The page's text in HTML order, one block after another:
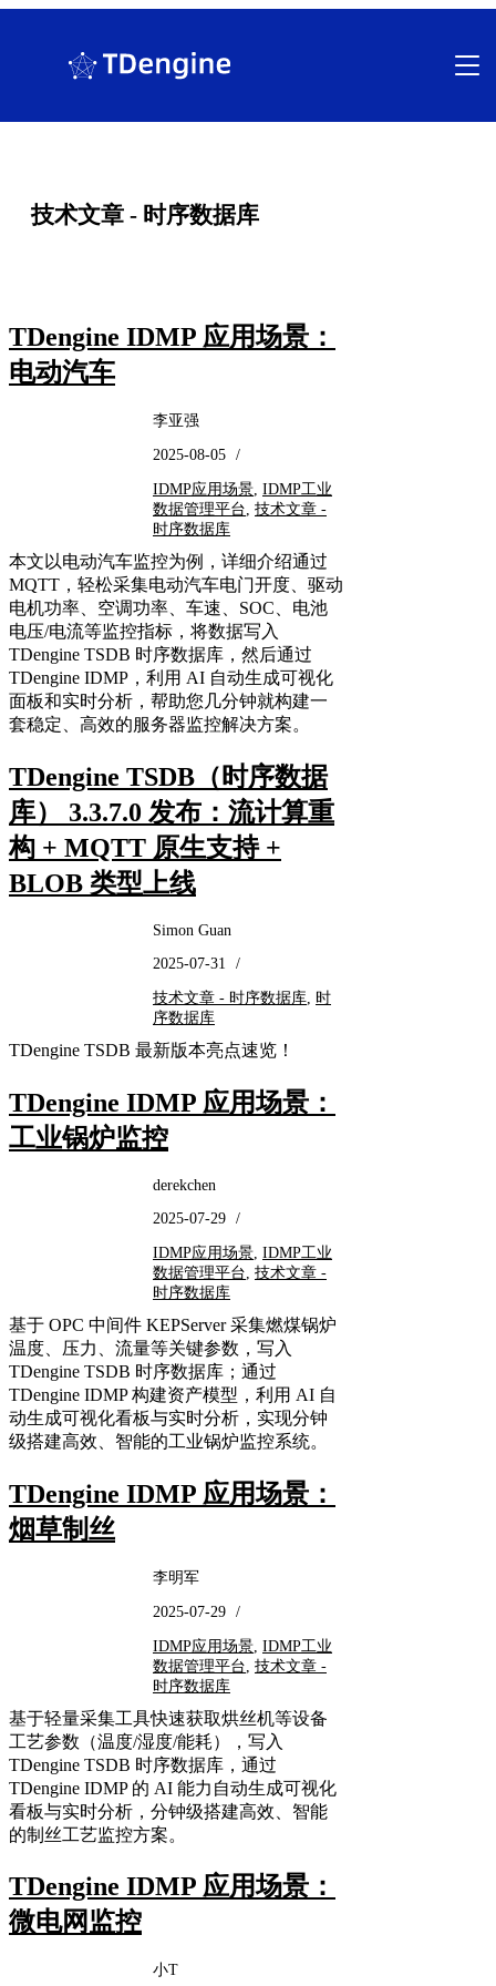
技术文章 - 时序数据库
TDengine IDMP 应用场景：
电动汽车
李亚强
2025-08-05 /
IDMP应用场景 IDMP工业
数据管理平台 技术文章 -
时序数据库
本文以电动汽车监控为例，详细介绍通过
MQTT，轻松采集电动汽车电门开度、驱动
电机功率、空调功率、车速、SOC、电池
电压/电流等监控指标，将数据写入
TDengine TSDB 时序数据库，然后通过
TDengine IDMP，利用 AI 自动生成可视化
面板和实时分析，帮助您几分钟就构建一
套稳定、高效的服务器监控解决方案。
TDengine TSDB（时序数据
库） 3.3.7.0 发布：流计算重
构 + MQTT 原生支持 +
BLOB 类型上线
Simon Guan
2025-07-31
/
技术文章 - 时序数据库 时
序数据库
TDengine TSDB 最新版本亮点速览！
TDengine IDMP 应用场景：
工业锅炉监控
derekchen
2025-07-29 /
IDMP应用场景 IDMP工业
数据管理平台 技术文章 -
时序数据库
基于 ​OPC 中间件 KEPServer​ 采集燃煤锅炉
温度、压力、流量等关键参数，写入 ​
TDengine TSDB​ 时序数据库；通过 ​
TDengine IDMP​ 构建资产模型，利用 ​AI 自
动生成可视化看板与实时分析，实现分钟
级搭建高效、智能的工业锅炉监控系统​。
TDengine IDMP 应用场景：
烟草制丝
李明军
2025-07-29 /
IDMP应用场景 IDMP工业
数据管理平台 技术文章 -
时序数据库
基于轻量采集工具快速获取烘丝机等设备
工艺参数（温度/湿度/能耗），写入 ​
TDengine TSDB​ 时序数据库，通过 ​
TDengine IDMP​ 的 ​AI 能力自动生成可视化
看板与实时分析，​分钟级搭建高效、智能
的制丝工艺监控方案​。
TDengine IDMP 应用场景：
微电网监控
小T